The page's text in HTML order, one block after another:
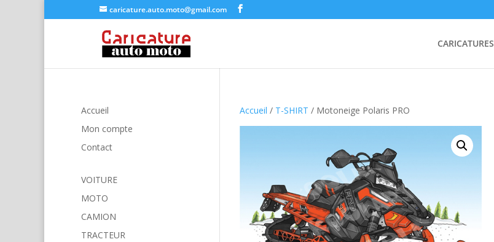
caricature.auto.moto@gmail.com
CARICATURES
Accueil / T-SHIRT / Motoneige Polaris PRO
Accueil
Mon compte
Contact
VOITURE
MOTO
CAMION
TRACTEUR